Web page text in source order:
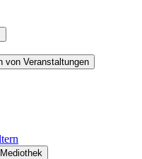
von Veranstaltungen